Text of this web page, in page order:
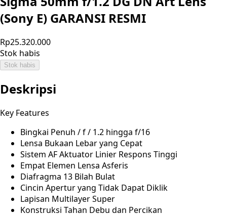
(Sony E) GARANSI RESMI
Rp25.320.000
Stok habis
Stok habis
Deskripsi
Key Features
Bingkai Penuh / f / 1.2 hingga f/16
Lensa Bukaan Lebar yang Cepat
Sistem AF Aktuator Linier Respons Tinggi
Empat Elemen Lensa Asferis
Diafragma 13 Bilah Bulat
Cincin Apertur yang Tidak Dapat Diklik
Lapisan Multilayer Super
Konstruksi Tahan Debu dan Percikan